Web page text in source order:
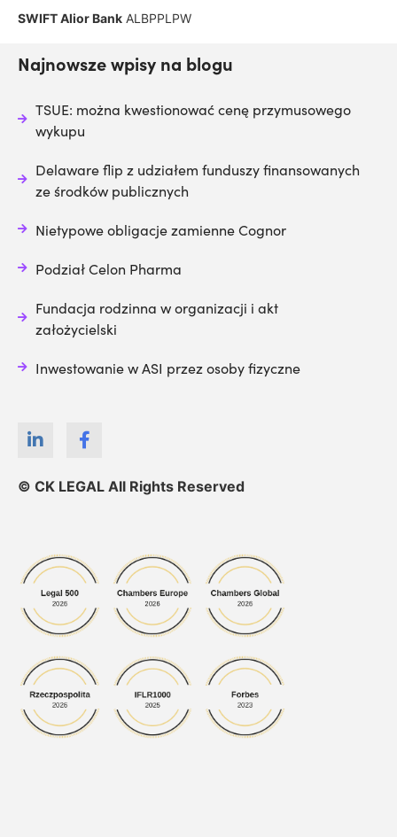
SWIFT Alior Bank ALBPPLPW
© CK LEGAL All Rights Reserved
Najnowsze wpisy na blogu
TSUE: można kwestionować cenę przymusowego
wykupu
Delaware flip z udziałem funduszy finansowanych
ze środków publicznych
Nietypowe obligacje zamienne Cognor
Podział Celon Pharma
Fundacja rodzinna w organizacji i akt
założycielski
Inwestowanie w ASI przez osoby fizyczne